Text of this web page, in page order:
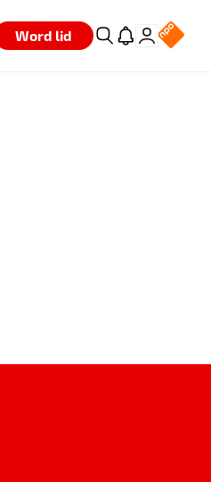
Word lid